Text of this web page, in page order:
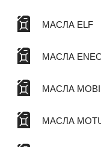
МАСЛА ELF
МАСЛА
МАСЛА
МАСЛА